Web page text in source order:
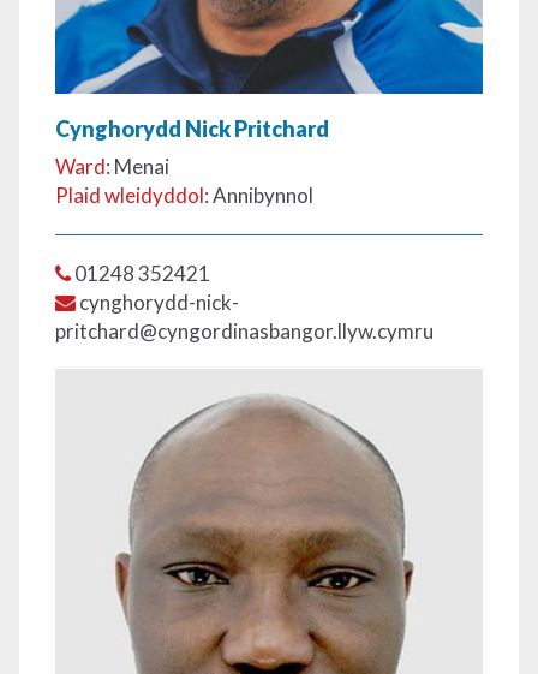
Cynghorydd Nick Pritchard
Ward: Menai
Plaid wleidyddol: Annibynnol
01248 352421
cynghorydd-nick-
pritchard@cyngordinasbangor.llyw.cymru